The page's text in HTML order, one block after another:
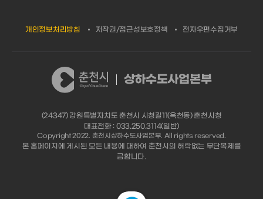
개인정보처리방침 저작권/접근성보호정책 전자우편수집거부
상하수도사업본부
(24347) 강원특별자치도 춘천시 시청길11(옥천동) 춘천시청
대표전화 : 033.250.3114(일반)
Copyright 2022. 춘천시상하수도사업본부. All rights reserved.
본 홈페이지에 게시된 모든 내용에 대하여 춘천시의 허락없는 무단복제를
금합니다.